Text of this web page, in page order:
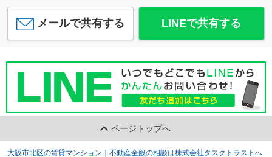
メールで共有する LINEで共有する
ページトップへ
大阪市北区の賃貸マンション｜不動産全般の相談は株式会社タスクトラストへ